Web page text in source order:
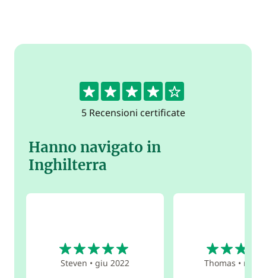
4
5 Recensioni certificate
Hanno navigato in
Inghilterra
Steven •giu 2022 Thomas • mar